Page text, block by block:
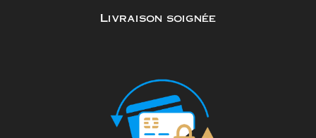
Livraison soignée